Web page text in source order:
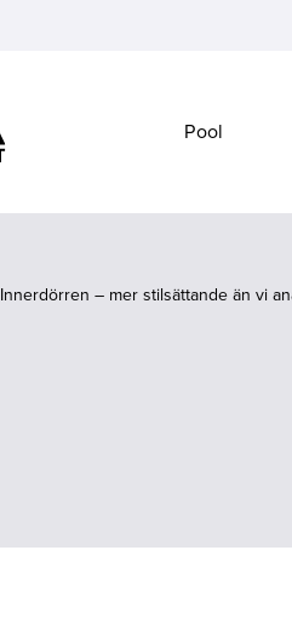
Pool
Innerdörren – mer stilsättande än vi